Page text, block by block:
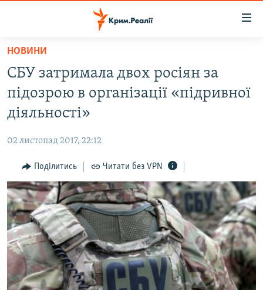
Перейти
основного
матеріалу
Перейти
до
основної
Перейти
до
пошуку
ВОДА.КРИМ
ВІДЕО ТА ФОТО
БЛОГИ
ПОГЛЯД
ІНТЕРВ'Ю
ВСЕ ЗА ДЕНЬ
СПЕЦПРОЕКТИ
ДЕПОРТАЦІЯ
ВІДЕОУРОКИ «ELIFBE»
ЯК ОБІЙТИ БЛОКУВАННЯ
Русский
НОВИНИ
СБУ затримала двох росіян за
підозрою в організації «підривної
діяльності»
02 листопад 2017, 22:12
Поділитись Читати без VPN